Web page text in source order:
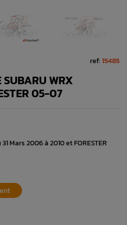
ref:15485
SUBARU WRX
05-07
Mars 2006 à 2010 et FORESTER